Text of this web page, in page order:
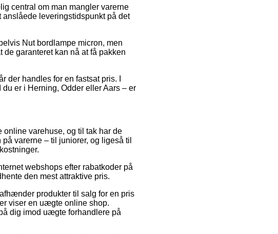
central om man mangler varerne
anslåede leveringstidspunkt på det
Nut bordlampe micron, men
garanteret kan nå at få pakken
der handles for en fastsat pris. I
er i Herning, Odder eller Aars – er
varehuse, og til tak har de
varerne – til juniorer, og ligeså til
webshops efter rabatkoder på
den mest attraktive pris.
produkter til salg for en pris
viser en uægte online shop.
dig imod uægte forhandlere på